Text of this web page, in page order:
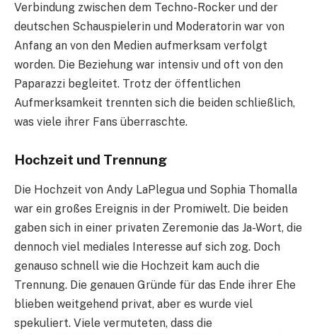
Verbindung zwischen dem Techno-Rocker und der
deutschen Schauspielerin und Moderatorin war von
Anfang an von den Medien aufmerksam verfolgt
worden. Die Beziehung war intensiv und oft von den
Paparazzi begleitet. Trotz der öffentlichen
Aufmerksamkeit trennten sich die beiden schließlich,
was viele ihrer Fans überraschte.
Hochzeit und Trennung
Die Hochzeit von Andy LaPlegua und Sophia Thomalla
war ein großes Ereignis in der Promiwelt. Die beiden
gaben sich in einer privaten Zeremonie das Ja-Wort, die
dennoch viel mediales Interesse auf sich zog. Doch
genauso schnell wie die Hochzeit kam auch die
Trennung. Die genauen Gründe für das Ende ihrer Ehe
blieben weitgehend privat, aber es wurde viel
spekuliert. Viele vermuteten, dass die